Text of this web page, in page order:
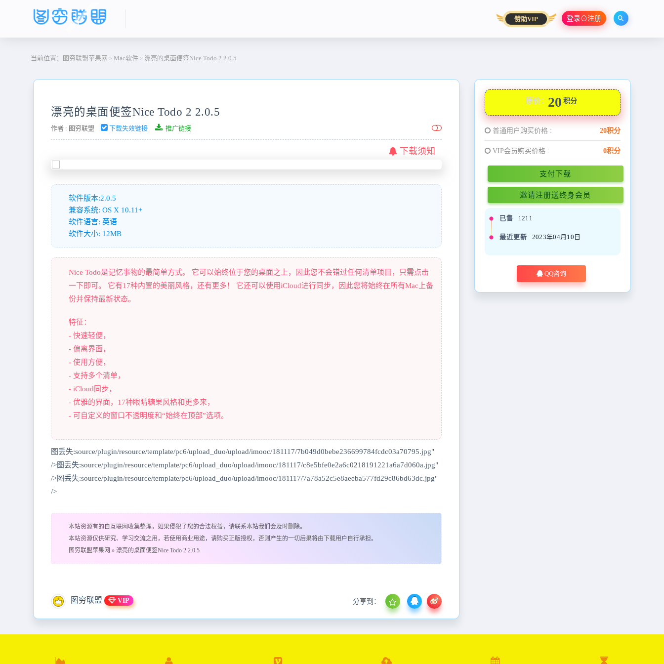
赞助VIP 登录⊙注册
当前位置： 图穷联盟苹果网 > Mac软件 > 漂亮的桌面便签Nice Todo 2 2.0.5
漂亮的桌面便签Nice Todo 2 2.0.5
作者 : 图穷联盟 下载失效链接 推广链接
下载须知
软件版本:2.0.5
兼容系统: OS X 10.11+
软件语言: 英语
软件大小: 12MB
Nice Todo是记忆事物的最简单方式。 它可以始终位于您的桌面之上，因此您不会错过任何清单项目，只需点击
一下即可。 它有17种内置的美丽风格，还有更多！ 它还可以使用iCloud进行同步，因此您将始终在所有Mac上备
份并保持最新状态。
特征：
- 快速轻便，
- 偏离界面，
- 使用方便，
- 支持多个清单，
- iCloud同步，
- 优雅的界面，17种眼睛糖果风格和更多来，
- 可自定义的窗口不透明度和“始终在顶部”选项。
图丢失:source/plugin/resource/template/pc6/upload_duo/upload/imooc/181117/7b049d0bebe236699784fcdc03a70795.jpg"
/>图丢失:source/plugin/resource/template/pc6/upload_duo/upload/imooc/181117/c8e5bfe0e2a6c0218191221a6a7d060a.jpg"
/>图丢失:source/plugin/resource/template/pc6/upload_duo/upload/imooc/181117/7a78a52c5e8aeeba577fd29c86bd63dc.jpg"
/>
本站资源有的自互联网收集整理，如果侵犯了您的合法权益，请联系本站我们会及时删除。
本站资源仅供研究、学习交流之用，若使用商业用途，请购买正版授权，否则产生的一切后果将由下载用户自行承担。
图穷联盟苹果网 » 漂亮的桌面便签Nice Todo 2 2.0.5
图穷联盟 VIP 分享到：
原价： 20 积分
普通用户购买价格 : 20积分
VIP会员购买价格 : 0积分
支付下载
邀请注册送终身会员
已售 1211
最近更新 2023年04月10日
QQ咨询